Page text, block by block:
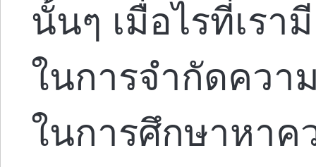
นั้นๆ เมื่อไรที่เรา
ในการจำกัดควา
ในการศึกษาหาค